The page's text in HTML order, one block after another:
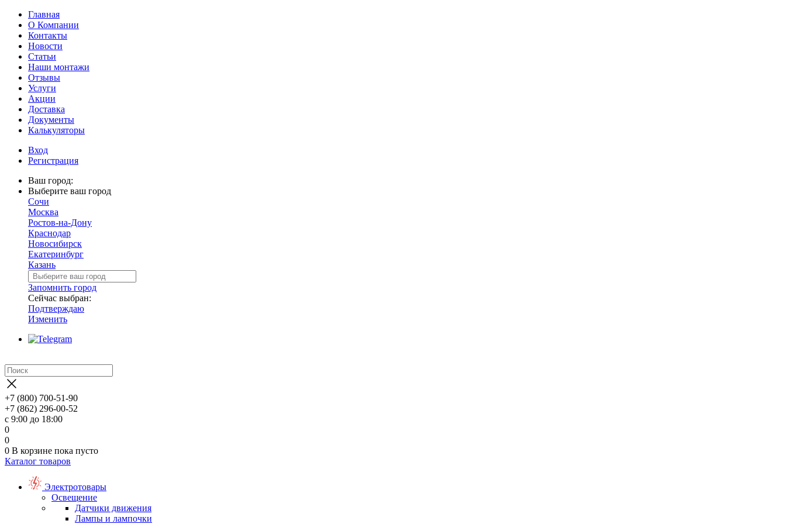
Главная
О Компании
Контакты
Новости
Статьи
Наши монтажи
Отзывы
Услуги
Акции
Доставка
Документы
Калькуляторы
Вход
Регистрация
Ваш город:
Выберите ваш город
Сочи
Москва
Ростов-на-Дону
Краснодар
Новосибирск
Екатеринбург
Казань
Запомнить город
Сейчас выбран:
Подтверждаю
Изменить
+7 (800) 700-51-90
+7 (862) 296-00-52
с 9:00 до 18:00
0
0
0 В корзине пока пусто
Каталог товаров
Электротовары
Освещение
Датчики движения
Лампы и лампочки